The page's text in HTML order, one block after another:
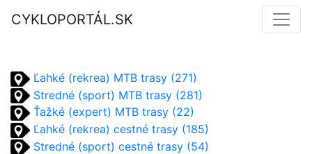
CYKLOPORTÁL.SK
Ľahké (rekrea) MTB trasy (271)
Stredné (sport) MTB trasy (281)
Ťažké (expert) MTB trasy (22)
Ľahké (rekrea) cestné trasy (185)
Stredné (sport) cestné trasy (54)